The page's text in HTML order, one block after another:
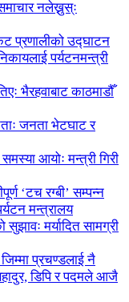
नलेख्नुस्ः
प्रणालीको उद्घाटन
पर्यटनमन्त्री
भैरहवाबाट काठमाडौँ
जनता भेटघाट र
आयोः मन्त्री गिरी
‘टच रग्बी’ सम्पन्न
मन्त्रालय
मर्यादित सामग्री
प्रचण्डलाई नै
डिपि र पदमले आजै